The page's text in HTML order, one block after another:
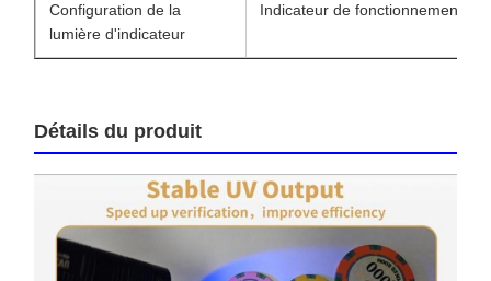
Configuration de la
lumière d'indicateur
Indicateur de fonctionnement +
Détails du produit